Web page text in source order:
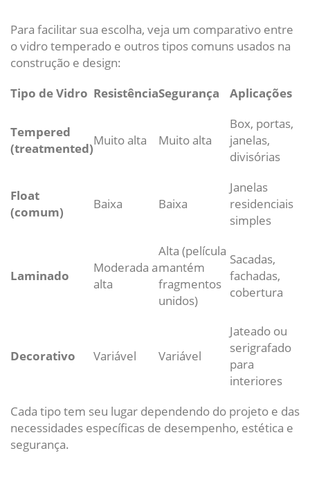
Para facilitar sua escolha, veja um comparativo entre
o vidro temperado e outros tipos comuns usados na
construção e design:
Tipo de Vidro ResistênciaSegurança Aplicações
Tempered
(treatmented)
Muito alta Muito alta
Box, portas,
janelas,
divisórias
Float
(comum)
Baixa Baixa
Janelas
residenciais
simples
Laminado
Moderada a
alta
Alta (película
mantém
fragmentos
unidos)
Sacadas,
fachadas,
cobertura
Decorativo Variável Variável
Jateado ou
serigrafado
para
interiores
Cada tipo tem seu lugar dependendo do projeto e das
necessidades específicas de desempenho, estética e
segurança.